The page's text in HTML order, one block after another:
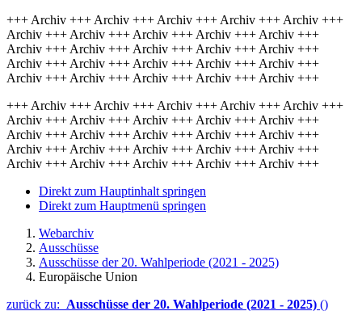
+++ Archiv +++ Archiv +++ Archiv +++ Archiv +++ Archiv +++
Archiv +++ Archiv +++ Archiv +++ Archiv +++ Archiv +++
Archiv +++ Archiv +++ Archiv +++ Archiv +++ Archiv +++
Archiv +++ Archiv +++ Archiv +++ Archiv +++ Archiv +++
Archiv +++ Archiv +++ Archiv +++ Archiv +++ Archiv +++
+++ Archiv +++ Archiv +++ Archiv +++ Archiv +++ Archiv +++
Archiv +++ Archiv +++ Archiv +++ Archiv +++ Archiv +++
Archiv +++ Archiv +++ Archiv +++ Archiv +++ Archiv +++
Archiv +++ Archiv +++ Archiv +++ Archiv +++ Archiv +++
Archiv +++ Archiv +++ Archiv +++ Archiv +++ Archiv +++
Direkt zum Hauptinhalt springen
Direkt zum Hauptmenü springen
Webarchiv
Ausschüsse
Ausschüsse der 20. Wahlperiode (2021 - 2025)
Europäische Union
zurück zu: Ausschüsse der 20. Wahlperiode (2021 - 2025) ()